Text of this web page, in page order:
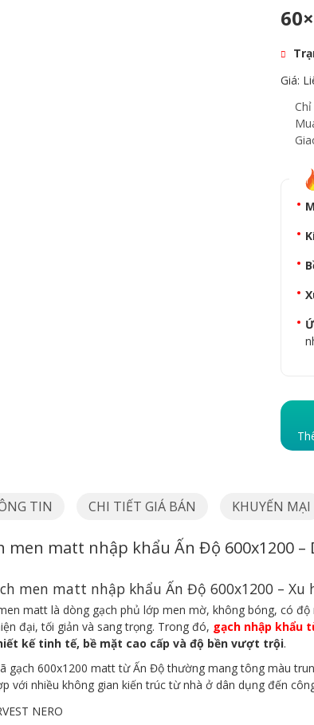
Giá:
TIN CHI TIẾT GIÁ BÁN KHUYẾN MẠI
men matt nhập khẩu Ấn Độ 600x1200
men matt nhập khẩu Ấn Độ 600x1200 –
matt là dòng gạch phủ lớp men mờ, không bóng, có
đại, tối giản và sang trọng. Trong đó, gạch nhập khẩu
kế tinh tế, bề mặt cao cấp và độ bền vượt trội.
gạch 600x1200 matt từ Ấn Độ thường mang tông màu
với nhiều không gian kiến trúc từ nhà ở dân dụng đến